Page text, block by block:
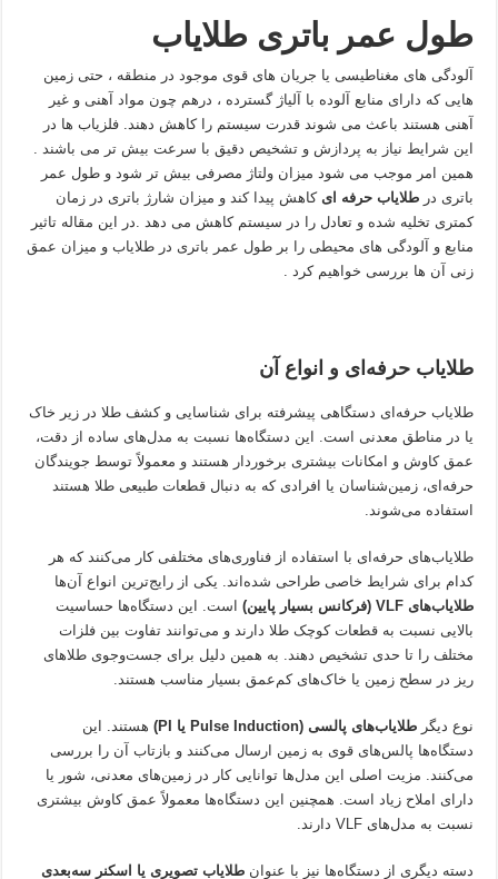
طول عمر باتری طلایاب
آلودگی های مغناطیسی یا جریان های قوی موجود در منطقه ، حتی زمین
هایی که دارای منابع آلوده با آلیاژ گسترده ، درهم چون مواد آهنی و غیر
آهنی هستند باعث می شوند قدرت سیستم را کاهش دهند. فلزیاب ها در
این شرایط نیاز به پردازش و تشخیص دقیق با سرعت بیش تر می باشند .
همین امر موجب می شود میزان ولتاژ مصرفی بیش تر شود و طول عمر
باتری درطلایاب حرفه ای کاهش پیدا کند و میزان شارژ باتری در زمان
کمتری تخلیه شده و تعادل را در سیستم کاهش می دهد .در این مقاله تاثیر
منابع و آلودگی های محیطی را بر طول عمر باتری در طلایاب و میزان عمق
زنی آن ها بررسی خواهیم کرد .
طلایاب حرفه‌ای و انواع آن
طلایاب حرفه‌ای دستگاهی پیشرفته برای شناسایی و کشف طلا در زیر خاک
یا در مناطق معدنی است. این دستگاه‌ها نسبت به مدل‌های ساده از دقت،
عمق کاوش و امکانات بیشتری برخوردار هستند و معمولاً توسط جویندگان
حرفه‌ای، زمین‌شناسان یا افرادی که به دنبال قطعات طبیعی طلا هستند
استفاده می‌شوند.
طلایاب‌های حرفه‌ای با استفاده از فناوری‌های مختلفی کار می‌کنند که هر
کدام برای شرایط خاصی طراحی شده‌اند. یکی از رایج‌ترین انواع آن‌ها
طلایاب‌های VLF (فرکانس بسیار پایین)
است. این دستگاه‌ها حساسیت
بالایی نسبت به قطعات کوچک طلا دارند و می‌توانند تفاوت بین فلزات
مختلف را تا حدی تشخیص دهند. به همین دلیل برای جست‌وجوی طلاهای
ریز در سطح زمین یا خاک‌های کم‌عمق بسیار مناسب هستند.
نوع دیگرطلایاب‌های پالسی (Pulse Induction یا PI)
هستند. این
دستگاه‌ها پالس‌های قوی به زمین ارسال می‌کنند و بازتاب آن را بررسی
می‌کنند. مزیت اصلی این مدل‌ها توانایی کار در زمین‌های معدنی، شور یا
دارای املاح زیاد است. همچنین این دستگاه‌ها معمولاً عمق کاوش بیشتری
نسبت به مدل‌های VLF دارند.
دسته دیگری از دستگاه‌ها نیز با عنوانطلایاب تصویری یا اسکنر سه‌بعدی